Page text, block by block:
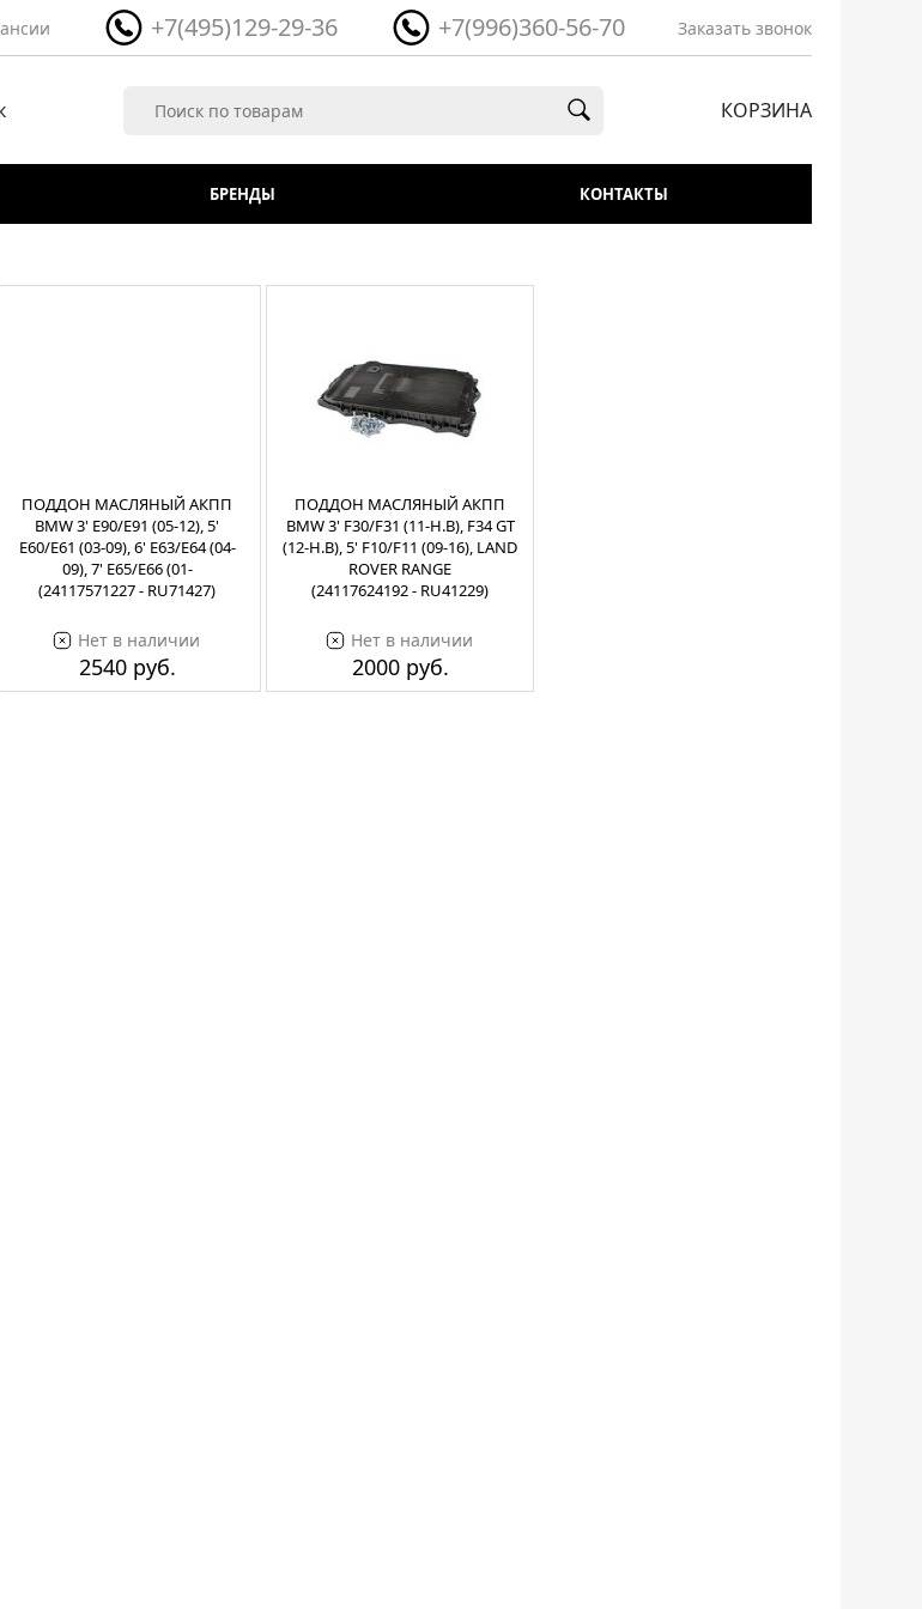
+7(495)129-29-36 +7(996)360-56-70 Заказать звонок
КОРЗИНА
БРЕНДЫ КОНТАКТЫ
ПОДДОН МАСЛЯНЫЙ АКПП
BMW 3' E90/E91 (05-12), 5'
E60/E61 (03-09), 6' E63/E64 (04-
09), 7' E65/E66 (01-
(24117571227 - RU71427)
Нет в наличии
2540 руб.
ПОДДОН МАСЛЯНЫЙ АКПП
BMW 3' F30/F31 (11-Н.В), F34 GT
(12-Н.В), 5' F10/F11 (09-16), LAND
ROVER RANGE
(24117624192 - RU41229)
Нет в наличии
2000 руб.